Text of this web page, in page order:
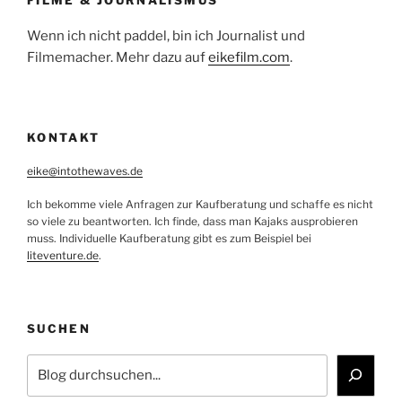
Wenn ich nicht paddel, bin ich Journalist und
Filmemacher. Mehr dazu aufeikefilm.com.
KONTAKT
eike@intothewaves.de
Ich bekomme viele Anfragen zur Kaufberatung und schaffe es nicht
so viele zu beantworten. Ich finde, dass man Kajaks ausprobieren
muss. Individuelle Kaufberatung gibt es zum Beispiel bei
liteventure.de.
SUCHEN